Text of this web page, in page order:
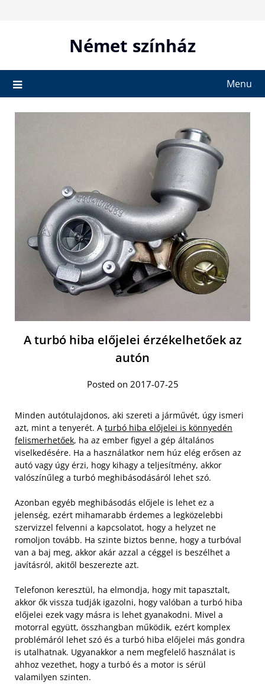
Német színház
Menu
A turbó hiba előjelei érzékelhetőek az
autón
Posted on 2017-07-25
Minden autótulajdonos, aki szereti a járművét, úgy ismeri
azt, mint a tenyerét. A turbó hiba előjelei is könnyedén
felismerhetőek, ha az ember figyel a gép általános
viselkedésére. Ha a használatkor nem húz elég erősen az
autó vagy úgy érzi, hogy kihagy a teljesítmény, akkor
valószínűleg a turbó meghibásodásáról lehet szó.
Azonban egyéb meghibásodás előjele is lehet ez a
jelenség, ezért mihamarabb érdemes a legközelebbi
szervizzel felvenni a kapcsolatot, hogy a helyzet ne
romoljon tovább. Ha szinte biztos benne, hogy a turbóval
van a baj meg, akkor akár azzal a céggel is beszélhet a
javításról, akitől beszerezte azt.
Telefonon keresztül, ha elmondja, hogy mit tapasztalt,
akkor ők vissza tudják igazolni, hogy valóban a turbó hiba
előjelei ezek vagy másra is lehet gyanakodni. Mivel a
motorral együtt, összhangban működik, ezért komplex
problémáról lehet szó és a turbó hiba előjelei más gondra
is utalhatnak. Ugyanakkor a nem megfelelő használat is
ahhoz vezethet, hogy a turbó és a motor is sérül
valamilyen szinten.